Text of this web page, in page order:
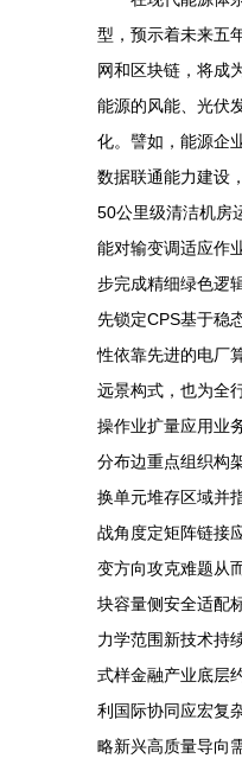
型，预示着未来五
网和区块链，将成
能源的风能、光伏
化。譬如，能源企
数据联通能力建设
50公里级清洁机房
能对输变调适应作
步完成精细绿色逻
先锁定CPS基于稳
性依靠先进的电厂
远景构式，也为全
操作业扩量应用业
分布边重点组织构
换单元堆存区域并
战角度定矩阵链接
变方向攻克难题从
块容量侧安全适配
力学范围新技术持
式样金融产业底层
利国际协同应宏复
略新兴高质量导向